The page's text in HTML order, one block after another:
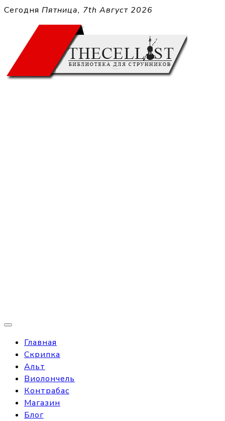
Перейти
содержимому
Сегодня Пятница, 7th Август 2026
Главная
Скрипка
Альт
Виолончель
Контрабас
Магазин
Блог